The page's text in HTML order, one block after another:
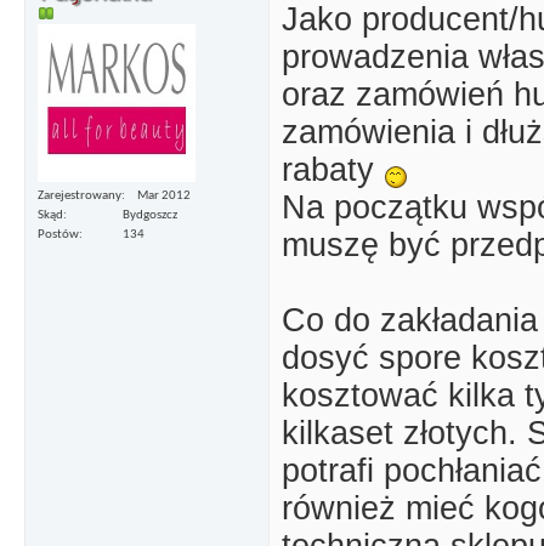
Zarejestrowany
Mar 2012
Skąd
Bydgoszcz
Postów
134
Jako producent/
prowadzenia
oraz zamówień
zamówienia i
rabaty
Na początku
muszę być
Co do
dosyć spore
kosztować kilka
kilkaset złotych.
potrafi
również mieć